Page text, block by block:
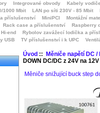
Integrované obvody
Kabely
1000 Mbit LAN po síti 230V - 85 Mbit
příslušenství MiniPCI
Montážní
Rack case a příslušenství
Raspberry
end
Rybolov zavážecí lodička a přísl
USB
TV příslušenství i k UPC
Úvod:: Měniče napětí DC /
DOWN DC/DC z 24V na
Měniče snižující buck step